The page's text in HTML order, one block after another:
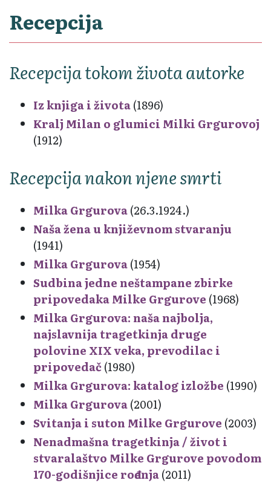
Recepcija
Recepcija tokom života autorke
Iz knjiga i života(1896)
Kralj Milan o glumici Milki Grgurovoj
(1912)
Recepcija nakon njene smrti
Milka Grgurova(26.3.1924.)
Naša žena u književnom stvaranju
(1941)
Milka Grgurova(1954)
Sudbina jedne neštampane zbirke
pripovedaka Milke Grgurove (1968)
Milka Grgurova: naša najbolja,
najslavnija tragetkinja druge
polovine XIX veka, prevodilac i
pripovedač(1980)
Milka Grgurova: katalog izložbe (1990)
Milka Grgurova(2001)
Svitanja i suton Milke Grgurove (2003)
Nenadmašna tragetkinja / život i
stvaralaštvo Milke Grgurove povodom
170-godišnjice rođenja(2011)